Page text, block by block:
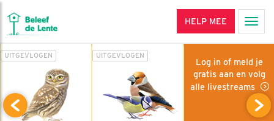
HELP MEE
UITGEVLOGEN UITGEVLOGEN
Log in of meld je
gratis aan en volg
alle livestreams